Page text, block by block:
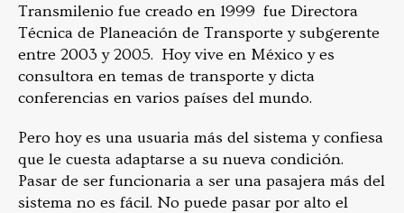
Transmilenio fue creado en 1999 fue Directora
Técnica de Planeación de Transporte y subgerente
entre 2003 y 2005. Hoy vive en México y es
consultora en temas de transporte y dicta
conferencias en varios países del mundo.
Pero hoy es una usuaria más del sistema y confiesa
que le cuesta adaptarse a su nueva condición.
Pasar de ser funcionaria a ser una pasajera más del
sistema no es fácil. No puede pasar por alto el